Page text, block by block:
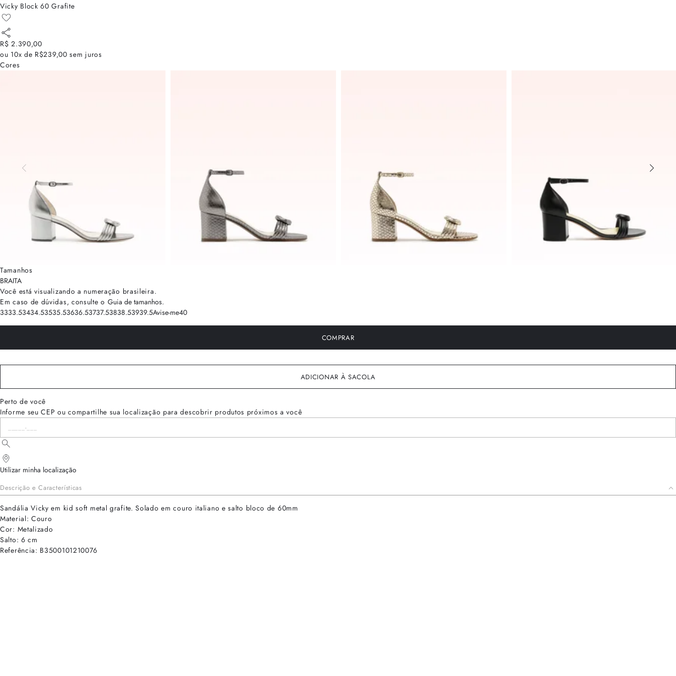
Vicky Block 60 Grafite
R$ 2.390,00
ou 10x de R$239,00 sem juros
Cores
Tamanhos
BRAITA
Você está visualizando a numeração brasileira.
Em caso de dúvidas, consulte o Guia de tamanhos.
3333.53434.53535.53636.53737.53838.53939.5Avise-me40
COMPRAR
ADICIONAR À SACOLA
Perto de você
Informe seu CEP ou compartilhe sua localização para descobrir produtos próximos a você
Utilizar minha localização
Descrição e Características
Sandália Vicky em kid soft metal grafite. Solado em couro italiano e salto bloco de 60mm
Material: Couro
Cor: Metalizado
Salto: 6 cm
Referência: B3500101210076